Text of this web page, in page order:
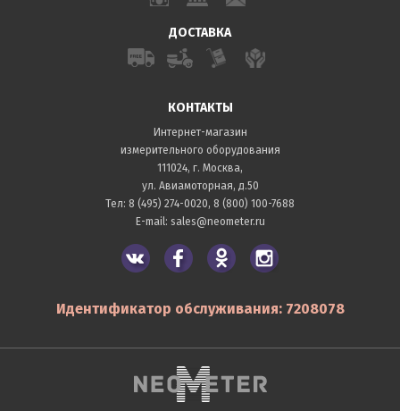
ДОСТАВКА
КОНТАКТЫ
Интернет-магазин
измерительного оборудования
111024, г. Москва,
ул. Авиамоторная, д.50
Тел: 8 (495) 274-0020, 8 (800) 100-7688
E-mail: sales@neometer.ru
Идентификатор обслуживания: 7208078